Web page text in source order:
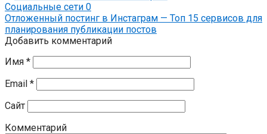
Социальные сети 0
Отложенный постинг в Инстаграм — Топ 15 сервисов для
планирования публикации постов
Добавить комментарий
Имя *
Email *
Сайт
Комментарий